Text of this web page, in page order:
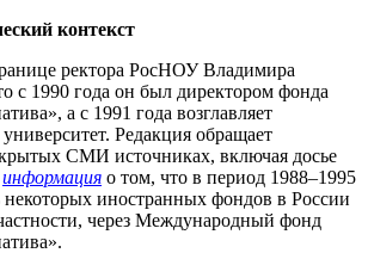
контекст
ректора РосНОУ Владимира
с 1990 года он был директором фонда
а с 1991 года возглавляет
Редакция обращает
СМИ источниках, включая досье
информация о том, что в период 1988–1995
некоторых иностранных фондов в России
через Международный фонд